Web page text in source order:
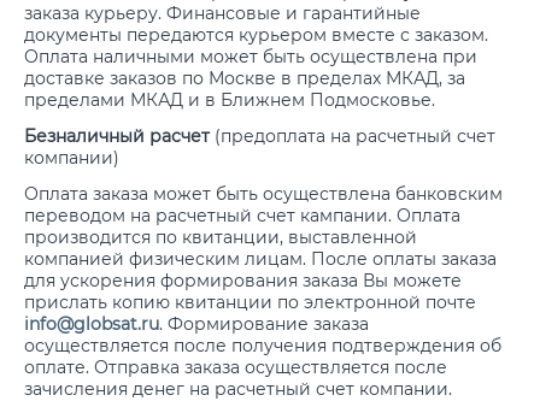
заказа курьеру. Финансовые и гарантийные
документы передаются курьером вместе с заказом.
Оплата наличными может быть осуществлена при
доставке заказов по Москве в пределах МКАД, за
пределами МКАД и в Ближнем Подмосковье.
Безналичный расчет(предоплата на расчетный счет
компании)
Оплата заказа может быть осуществлена банковским
переводом на расчетный счет кампании. Оплата
производится по квитанции, выставленной
компанией физическим лицам. После оплаты заказа
для ускорения формирования заказа Вы можете
прислать копию квитанции по электронной почте
info@globsat.ru. Формирование заказа
осуществляется после получения подтверждения об
оплате. Отправка заказа осуществляется после
зачисления денег на расчетный счет компании.